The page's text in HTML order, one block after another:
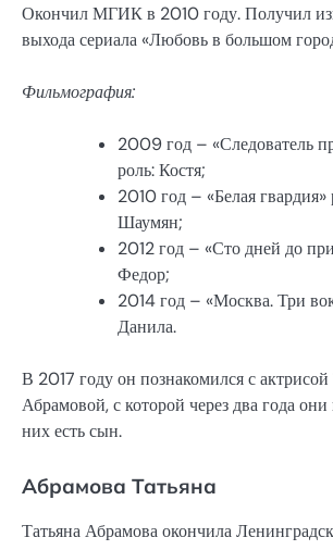
Окончил МГИК в 2010 году. Получил
выхода сериала «Любовь в большом
Фильмография:
2009 год – «Следователь
роль: Костя;
2010 год – «Белая
Шаумян;
2012 год – «Сто дней до
Федор;
2014 год – «Москва. Три
Данила.
В 2017 году он познакомился с актрисой
Абрамовой, с которой через два года
них есть сын.
Абрамова Татьяна
Татьяна Абрамова окончила